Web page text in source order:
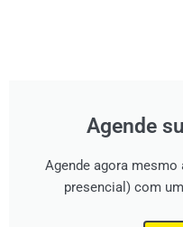
Agende
Agende agora
presencial) com